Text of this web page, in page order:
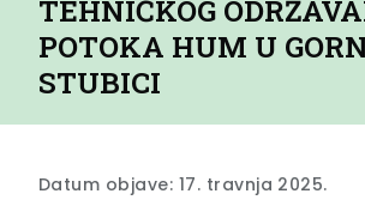
TEHNIČKOG
POTOKA HUM U
STUBICI
Datum objave: 17. travnja 2025.